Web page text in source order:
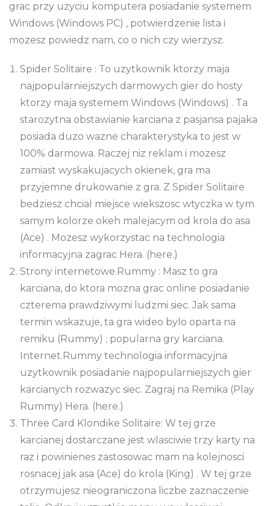
grac przy uzyciu komputera posiadanie systemem
Windows (Windows PC) , potwierdzenie lista i
mozesz powiedz nam, co o nich czy wierzysz.
Spider Solitaire : To uzytkownik ktorzy maja
najpopularniejszych darmowych gier do hosty
ktorzy maja systemem Windows (Windows) . Ta
starozytna obstawianie karciana z pasjansa pajaka
posiada duzo wazne charakterystyka to jest w
100% darmowa. Raczej niz reklam i mozesz
zamiast wyskakujacych okienek, gra ma
przyjemne drukowanie z gra. Z Spider Solitaire
bedziesz chcial miejsce wiekszosc wtyczka w tym
samym kolorze okeh malejacym od krola do asa
(Ace) . Mozesz wykorzystac na technologia
informacyjna zagrac Hera. (here.)
Strony internetowe.Rummy : Masz to gra
karciana, do ktora mozna grac online posiadanie
czterema prawdziwymi ludzmi siec. Jak sama
termin wskazuje, ta gra wideo bylo oparta na
remiku (Rummy) ; popularna gry karciana.
Internet.Rummy technologia informacyjna
uzytkownik posiadanie najpopularniejszych gier
karcianych rozwazyc siec. Zagraj na Remika (Play
Rummy) Hera. (here.)
Three Card Klondike Solitaire: W tej grze
karcianej dostarczane jest wlasciwie trzy karty na
raz i powinienes zastosowac mam na kolejnosci
rosnacej jak asa (Ace) do krola (King) . W tej grze
otrzymujesz nieograniczona liczbe zaznaczenie